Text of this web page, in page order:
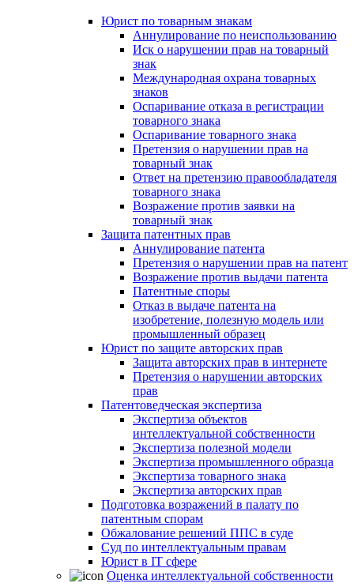
Юрист по товарным знакам
Аннулирование по неиспользованию
Иск о нарушении прав на товарный
знак
Международная охрана товарных
знаков
Оспаривание отказа в регистрации
товарного знака
Оспаривание товарного знака
Претензия о нарушении прав на
товарный знак
Ответ на претензию правообладателя
товарного знака
Возражение против заявки на
товарный знак
Защита патентных прав
Аннулирование патента
Претензия о нарушении прав на патент
Возражение против выдачи патента
Патентные споры
Отказ в выдаче патента на
изобретение, полезную модель или
промышленный образец
Юрист по защите авторских прав
Защита авторских прав в интернете
Претензия о нарушении авторских
прав
Патентоведческая экспертиза
Экспертиза объектов
интеллектуальной собственности
Экспертиза полезной модели
Экспертиза промышленного образца
Экспертиза товарного знака
Экспертиза авторских прав
Подготовка возражений в палату по
патентным спорам
Обжалование решений ППС в суде
Суд по интеллектуальным правам
Юрист в IT сфере
Оценка интеллектуальной собственности